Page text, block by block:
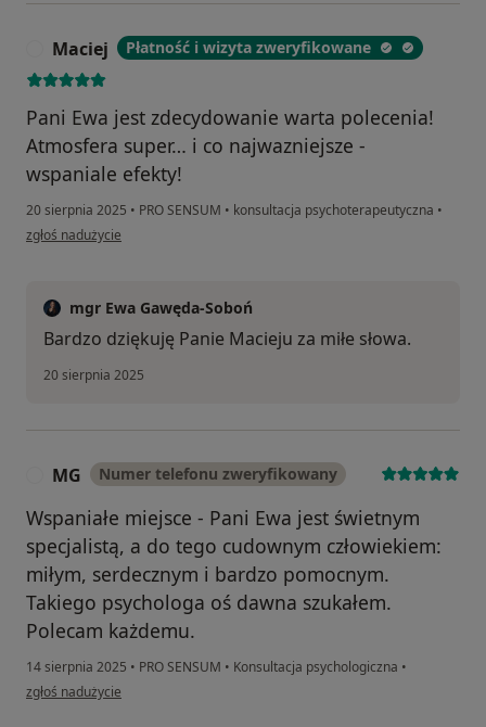
Maciej Płatność i wizyta zweryfikowane
Pani Ewa jest zdecydowanie warta polecenia!
Atmosfera super… i co najwazniejsze -
wspaniale efekty!
20 sierpnia 2025 • PRO SENSUM • konsultacja psychoterapeutyczna •
w opinii użytkownika Maciej
zgłoś nadużycie
mgr Ewa Gawęda-Soboń
Bardzo dziękuję Panie Macieju za miłe słowa.
20 sierpnia 2025
MG Numer telefonu zweryfikowany
Wspaniałe miejsce - Pani Ewa jest świetnym
specjalistą, a do tego cudownym człowiekiem:
miłym, serdecznym i bardzo pomocnym.
Takiego psychologa oś dawna szukałem.
Polecam każdemu.
14 sierpnia 2025 • PRO SENSUM • Konsultacja psychologiczna •
w opinii użytkownika MG
zgłoś nadużycie